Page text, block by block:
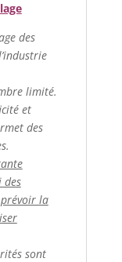
des
limité.
et
des
des
la
sont